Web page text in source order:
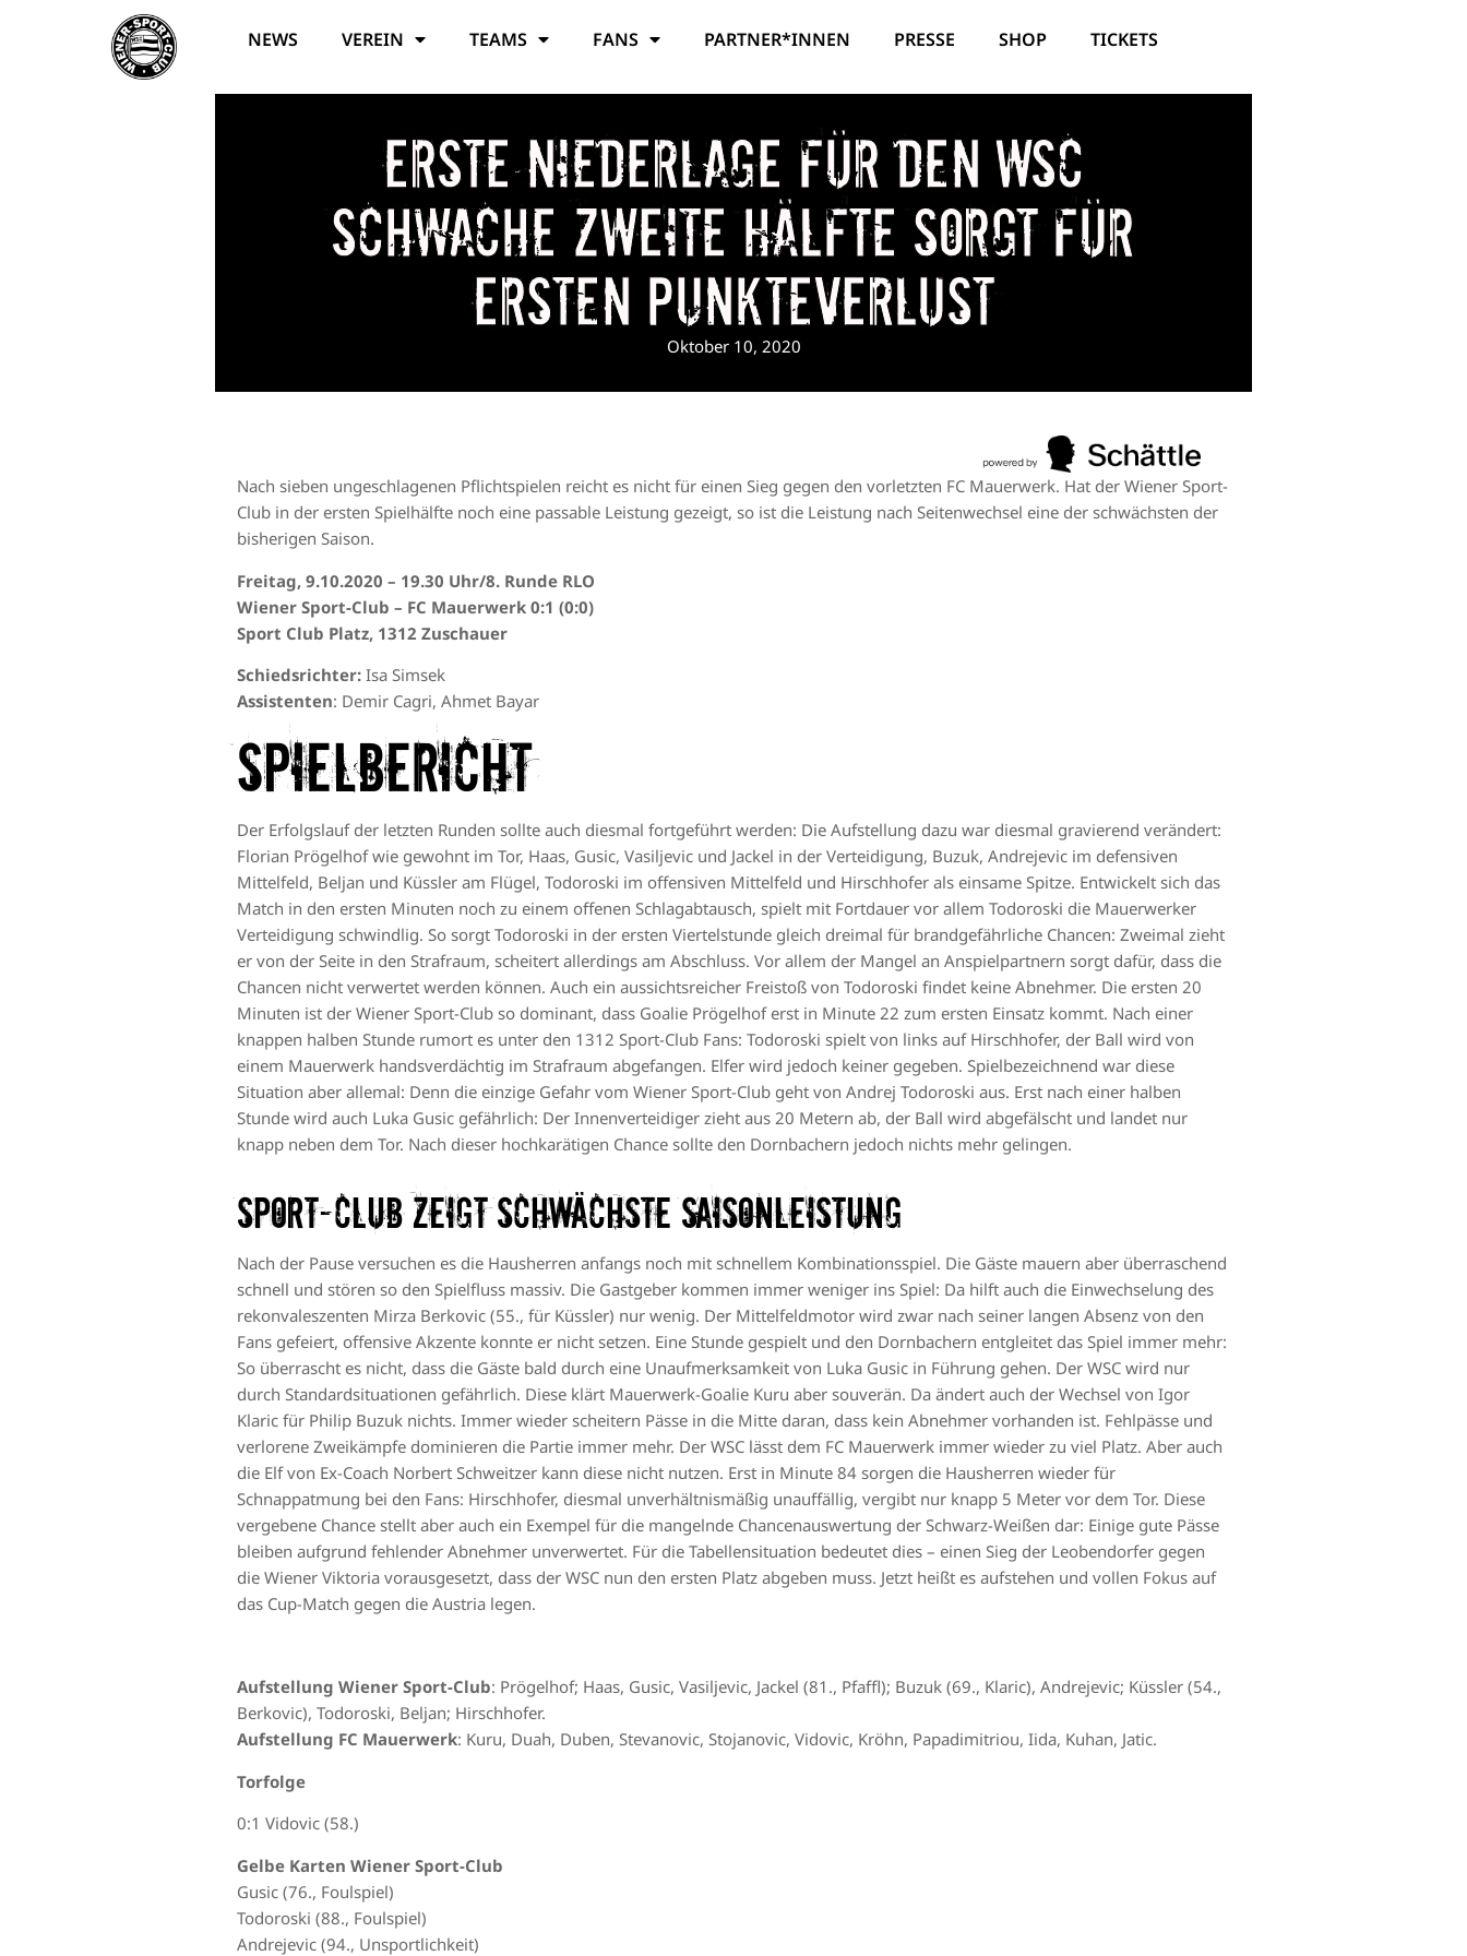
NEWS VEREIN TEAMS FANS PARTNER*INNEN PRESSE SHOP TICKETS
Erste Niederlage für den WSC
Schwache zweite Hälfte sorgt für
ersten Punkteverlust
Oktober 10, 2020
Nach sieben ungeschlagenen Pflichtspielen reicht es nicht für einen Sieg gegen den vorletzten FC Mauerwerk. Hat der Wiener Sport-
Club in der ersten Spielhälfte noch eine passable Leistung gezeigt, so ist die Leistung nach Seitenwechsel eine der schwächsten der
bisherigen Saison.
Freitag, 9.10.2020 – 19.30 Uhr/8. Runde RLO
Wiener Sport-Club – FC Mauerwerk 0:1 (0:0)
Sport Club Platz, 1312 Zuschauer
Schiedsrichter: Isa Simsek
Assistenten: Demir Cagri, Ahmet Bayar
Spielbericht
Der Erfolgslauf der letzten Runden sollte auch diesmal fortgeführt werden: Die Aufstellung dazu war diesmal gravierend verändert:
Florian Prögelhof wie gewohnt im Tor, Haas, Gusic, Vasiljevic und Jackel in der Verteidigung, Buzuk, Andrejevic im defensiven
Mittelfeld, Beljan und Küssler am Flügel, Todoroski im offensiven Mittelfeld und Hirschhofer als einsame Spitze. Entwickelt sich das
Match in den ersten Minuten noch zu einem offenen Schlagabtausch, spielt mit Fortdauer vor allem Todoroski die Mauerwerker
Verteidigung schwindlig. So sorgt Todoroski in der ersten Viertelstunde gleich dreimal für brandgefährliche Chancen: Zweimal zieht
er von der Seite in den Strafraum, scheitert allerdings am Abschluss. Vor allem der Mangel an Anspielpartnern sorgt dafür, dass die
Chancen nicht verwertet werden können. Auch ein aussichtsreicher Freistoß von Todoroski findet keine Abnehmer. Die ersten 20
Minuten ist der Wiener Sport-Club so dominant, dass Goalie Prögelhof erst in Minute 22 zum ersten Einsatz kommt. Nach einer
knappen halben Stunde rumort es unter den 1312 Sport-Club Fans: Todoroski spielt von links auf Hirschhofer, der Ball wird von
einem Mauerwerk handsverdächtig im Strafraum abgefangen. Elfer wird jedoch keiner gegeben. Spielbezeichnend war diese
Situation aber allemal: Denn die einzige Gefahr vom Wiener Sport-Club geht von Andrej Todoroski aus. Erst nach einer halben
Stunde wird auch Luka Gusic gefährlich: Der Innenverteidiger zieht aus 20 Metern ab, der Ball wird abgefälscht und landet nur
knapp neben dem Tor. Nach dieser hochkarätigen Chance sollte den Dornbachern jedoch nichts mehr gelingen.
Sport-Club zeigt schwächste Saisonleistung
Nach der Pause versuchen es die Hausherren anfangs noch mit schnellem Kombinationsspiel. Die Gäste mauern aber überraschend
schnell und stören so den Spielfluss massiv. Die Gastgeber kommen immer weniger ins Spiel: Da hilft auch die Einwechselung des
rekonvaleszenten Mirza Berkovic (55., für Küssler) nur wenig. Der Mittelfeldmotor wird zwar nach seiner langen Absenz von den
Fans gefeiert, offensive Akzente konnte er nicht setzen. Eine Stunde gespielt und den Dornbachern entgleitet das Spiel immer mehr:
So überrascht es nicht, dass die Gäste bald durch eine Unaufmerksamkeit von Luka Gusic in Führung gehen. Der WSC wird nur
durch Standardsituationen gefährlich. Diese klärt Mauerwerk-Goalie Kuru aber souverän. Da ändert auch der Wechsel von Igor
Klaric für Philip Buzuk nichts. Immer wieder scheitern Pässe in die Mitte daran, dass kein Abnehmer vorhanden ist. Fehlpässe und
verlorene Zweikämpfe dominieren die Partie immer mehr. Der WSC lässt dem FC Mauerwerk immer wieder zu viel Platz. Aber auch
die Elf von Ex-Coach Norbert Schweitzer kann diese nicht nutzen. Erst in Minute 84 sorgen die Hausherren wieder für
Schnappatmung bei den Fans: Hirschhofer, diesmal unverhältnismäßig unauffällig, vergibt nur knapp 5 Meter vor dem Tor. Diese
vergebene Chance stellt aber auch ein Exempel für die mangelnde Chancenauswertung der Schwarz-Weißen dar: Einige gute Pässe
bleiben aufgrund fehlender Abnehmer unverwertet. Für die Tabellensituation bedeutet dies – einen Sieg der Leobendorfer gegen
die Wiener Viktoria vorausgesetzt, dass der WSC nun den ersten Platz abgeben muss. Jetzt heißt es aufstehen und vollen Fokus auf
das Cup-Match gegen die Austria legen.
Aufstellung Wiener Sport-Club: Prögelhof; Haas, Gusic, Vasiljevic, Jackel (81., Pfaffl); Buzuk (69., Klaric), Andrejevic; Küssler (54.,
Berkovic), Todoroski, Beljan; Hirschhofer.
Aufstellung FC Mauerwerk: Kuru, Duah, Duben, Stevanovic, Stojanovic, Vidovic, Kröhn, Papadimitriou, Iida, Kuhan, Jatic.
Torfolge
0:1 Vidovic (58.)
Gelbe Karten Wiener Sport-Club
Gusic (76., Foulspiel)
Todoroski (88., Foulspiel)
Andrejevic (94., Unsportlichkeit)